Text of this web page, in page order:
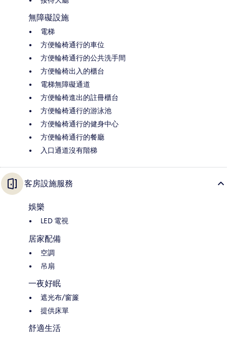
無障礙設施
電梯
方便輪椅通行的車位
方便輪椅通行的公共洗手間
方便輪椅出入的櫃台
電梯無障礙通道
方便輪椅進出的註冊櫃台
方便輪椅通行的游泳池
方便輪椅通行的健身中心
方便輪椅通行的餐廳
入口通道沒有階梯
客房設施服務
娛樂
LED 電視
居家配備
空調
吊扇
一夜好眠
遮光布/窗簾
提供床單
舒適生活